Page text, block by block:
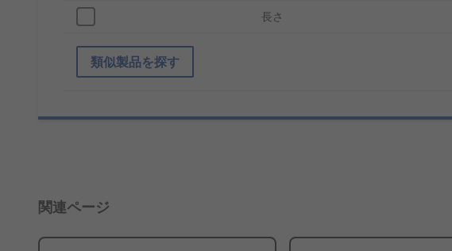
長さ
類似製品を探す
関連ページ